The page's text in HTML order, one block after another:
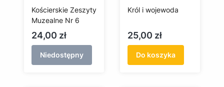
Kościerskie Zeszyty
Muzealne Nr 6
Cena
24,00 zł
Niedostępny
Król i wojewoda
Cena
25,00 zł
Do koszyka